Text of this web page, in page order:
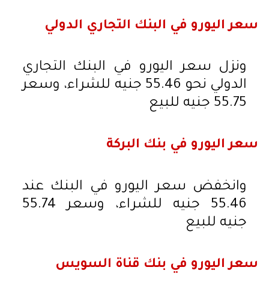
سعر اليورو في البنك التجاري الدولي
ونزل سعر اليورو في البنك التجاري
الدولي نحو 55.46 جنيه للشراء، وسعر
55.75 جنيه للبيع
سعر اليورو في بنك البركة
وانخفض سعر اليورو في البنك عند
55.46 جنيه للشراء، وسعر 55.74
جنيه للبيع
سعر اليورو في بنك قناة السويس